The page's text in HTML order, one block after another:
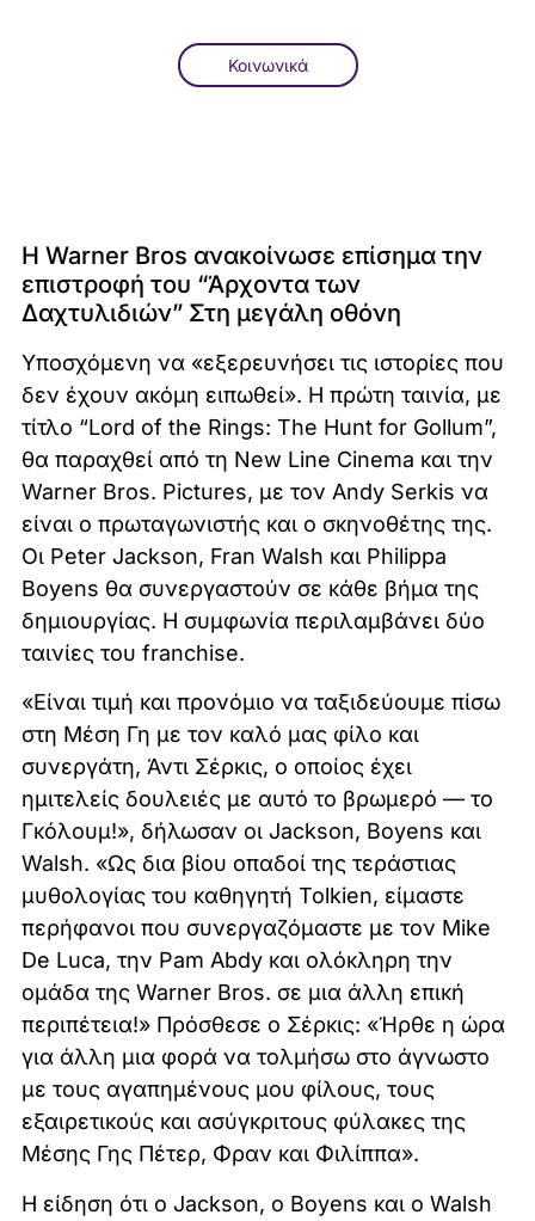
Κοινωνικά
Η Warner Bros ανακοίνωσε επίσημα την
επιστροφή του “Άρχοντα των
Δαχτυλιδιών” Στη μεγάλη οθόνη
Υποσχόμενη να «εξερευνήσει τις ιστορίες που
δεν έχουν ακόμη ειπωθεί». Η πρώτη ταινία, με
τίτλο “Lord of the Rings: The Hunt for Gollum”,
θα παραχθεί από τη New Line Cinema και την
Warner Bros. Pictures, με τον Andy Serkis να
είναι ο πρωταγωνιστής και ο σκηνοθέτης της.
Οι Peter Jackson, Fran Walsh και Philippa
Boyens θα συνεργαστούν σε κάθε βήμα της
δημιουργίας. Η συμφωνία περιλαμβάνει δύο
ταινίες του franchise.
«Είναι τιμή και προνόμιο να ταξιδεύουμε πίσω
στη Μέση Γη με τον καλό μας φίλο και
συνεργάτη, Άντι Σέρκις, ο οποίος έχει
ημιτελείς δουλειές με αυτό το βρωμερό — το
Γκόλουμ!», δήλωσαν οι Jackson, Boyens και
Walsh. «Ως δια βίου οπαδοί της τεράστιας
μυθολογίας του καθηγητή Tolkien, είμαστε
περήφανοι που συνεργαζόμαστε με τον Mike
De Luca, την Pam Abdy και ολόκληρη την
ομάδα της Warner Bros. σε μια άλλη επική
περιπέτεια!» Πρόσθεσε ο Σέρκις: «Ήρθε η ώρα
για άλλη μια φορά να τολμήσω στο άγνωστο
με τους αγαπημένους μου φίλους, τους
εξαιρετικούς και ασύγκριτους φύλακες της
Μέσης Γης Πέτερ, Φραν και Φιλίππα».
Η είδηση ​​ότι ο Jackson, ο Boyens και ο Walsh